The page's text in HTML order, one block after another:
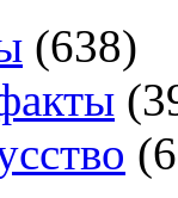
(638)
(
(